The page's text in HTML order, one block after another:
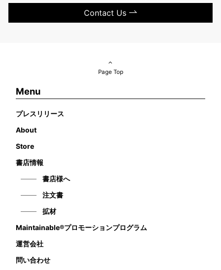
Contact Us
Page Top
Menu
プレスリリース
About
Store
書店情報
書店様へ
注文書
拡材
Maintainable®プロモーションプログラム
運営会社
問い合わせ